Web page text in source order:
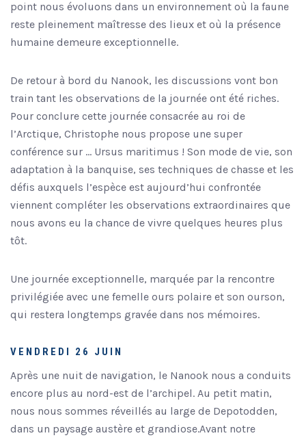
point nous évoluons dans un environnement où la faune
reste pleinement maîtresse des lieux et où la présence
humaine demeure exceptionnelle.
De retour à bord du Nanook, les discussions vont bon
train tant les observations de la journée ont été riches.
Pour conclure cette journée consacrée au roi de
l’Arctique, Christophe nous propose une super
conférence sur … Ursus maritimus ! Son mode de vie, son
adaptation à la banquise, ses techniques de chasse et les
défis auxquels l’espèce est aujourd’hui confrontée
viennent compléter les observations extraordinaires que
nous avons eu la chance de vivre quelques heures plus
tôt.
Une journée exceptionnelle, marquée par la rencontre
privilégiée avec une femelle ours polaire et son ourson,
qui restera longtemps gravée dans nos mémoires.
VENDREDI 26 JUIN
Après une nuit de navigation, le Nanook nous a conduits
encore plus au nord-est de l’archipel. Au petit matin,
nous nous sommes réveillés au large de Depotodden,
dans un paysage austère et grandiose.Avant notre